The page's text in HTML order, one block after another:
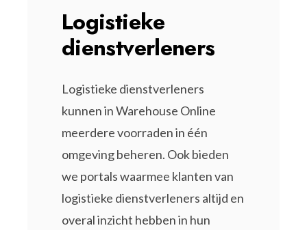
Logistieke
dienstverleners
Logistieke dienstverleners
kunnen in Warehouse Online
meerdere voorraden in één
omgeving beheren. Ook bieden
we portals waarmee klanten van
logistieke dienstverleners altijd en
overal inzicht hebben in hun